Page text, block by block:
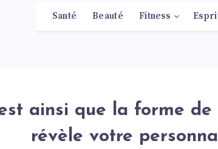
Santé Beauté Fitness
ainsi que la forme
révèle votre